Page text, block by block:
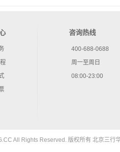
咨询热线
400-688-0688
周一至周日
08:00-23:00
All Rights Reserved. 版权所有 北京三行